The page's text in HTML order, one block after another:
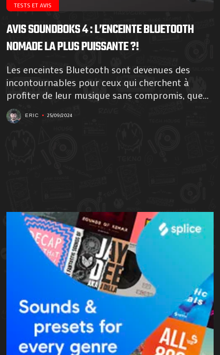
TESTS ET AVIS
AVIS SOUNDBOKS 4 : L’ENCEINTE BLUETOOTH
NOMADE LA PLUS PUISSANTE ?!
Les enceintes Bluetooth sont devenues des
incontournables pour ceux qui cherchent à
profiter de leur musique sans compromis, que...
ERIC 25/09/2024